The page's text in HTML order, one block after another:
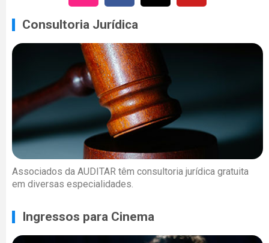
Consultoria Jurídica
Associados da AUDITAR têm consultoria jurídica gratuita
em diversas especialidades.
Ingressos para Cinema